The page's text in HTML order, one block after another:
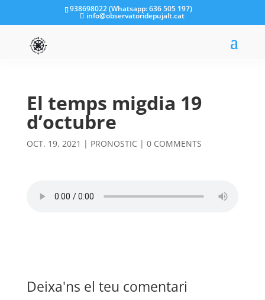
938698022 (Whatsapp: 636 505 197)
info@observatoridepujalt.cat
El temps migdia 19
d’octubre
OCT. 19, 2021 | PRONOSTIC | 0 COMMENTS
Deixa'ns el teu comentari